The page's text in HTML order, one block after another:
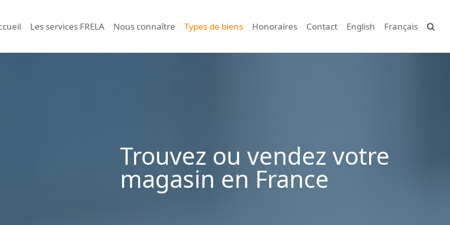
Les services FRELA Nous connaître Types de biens Honoraires Contact English Français
Trouvez ou vendez votre
magasin en France